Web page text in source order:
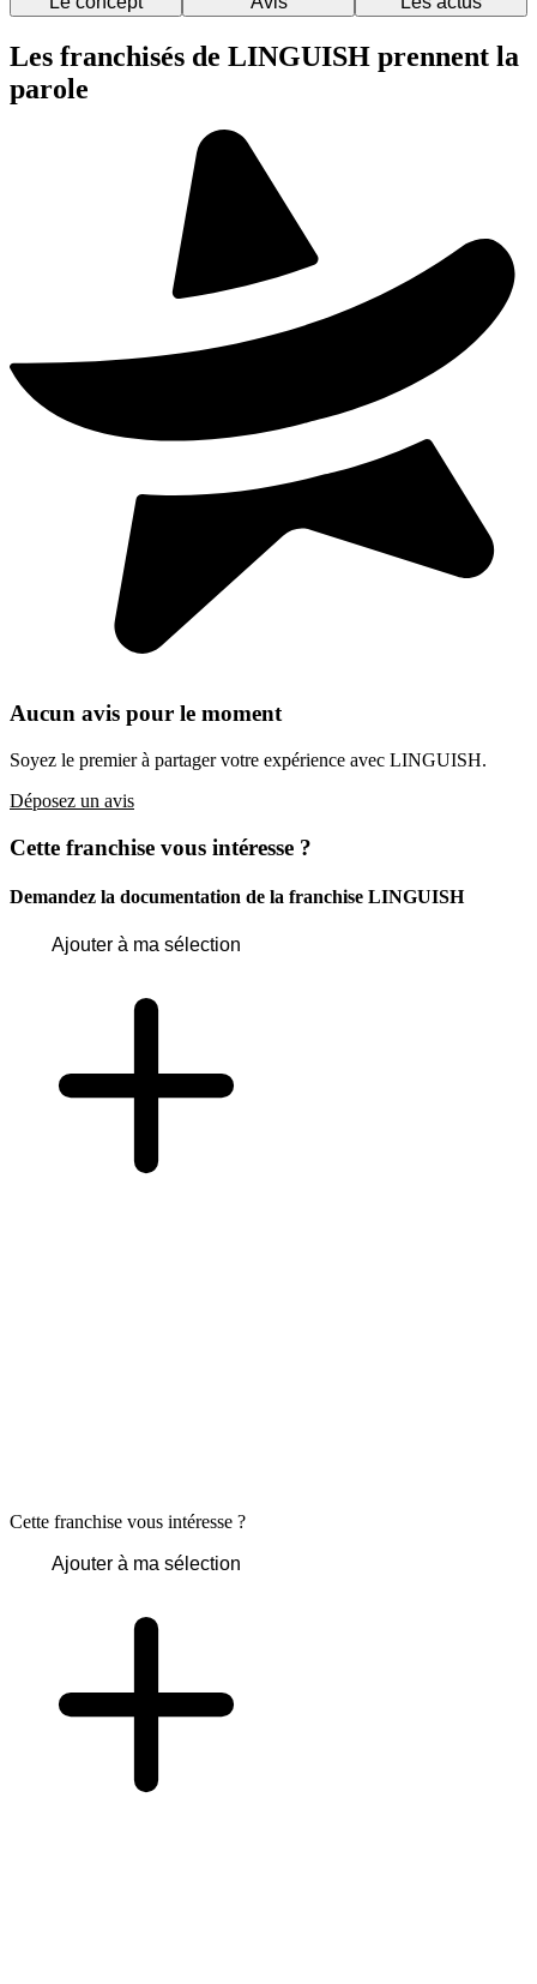
Les franchisés de LINGUISH prennent la
parole
Aucun avis pour le moment
Soyez le premier à partager votre expérience avec LINGUISH.
Déposez un avis
Cette franchise vous intéresse ?
Demandez la documentation de la franchise LINGUISH
Ajouter à ma sélection
Cette franchise vous intéresse ?
Ajouter à ma sélection